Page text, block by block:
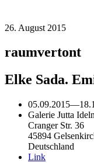
26. August 2015
raumvertont
Elke Sada.
05.09.2015—
Galerie Jutta
Cranger Str. 36
45894
Deutschland
Link